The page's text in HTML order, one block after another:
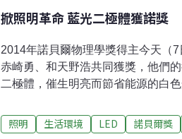
掀照明革命 藍光二極體獲諾獎
2014年諾貝爾物理學獎得主今天（
赤崎勇、和天野浩共同獲獎，他們
二極體，催生明亮而節省能源的白
無法製造可用於照明的白光LED，
變成可能，更掀起一波照明革命，
照明 生活環境 LED 諾貝爾獎